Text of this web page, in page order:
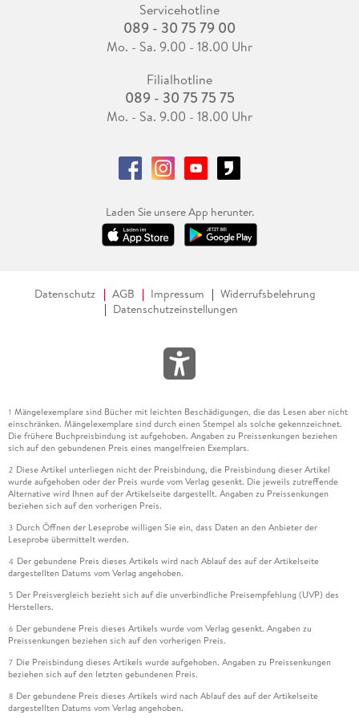
Servicehotline
089 - 30 75 79 00
Mo. - Sa. 9.00 - 18.00 Uhr
Filialhotline
089 - 30 75 75 75
Mo. - Sa. 9.00 - 18.00 Uhr
Laden Sie unsere App herunter.
Datenschutz AGB Impressum
Widerrufsbelehrung
Datenschutzeinstellungen
1 Mängelexemplare sind Bücher mit leichten Beschädigungen, die das Lesen aber nicht
einschränken. Mängelexemplare sind durch einen Stempel als solche gekennzeichnet.
Die frühere Buchpreisbindung ist aufgehoben. Angaben zu Preissenkungen beziehen
sich auf den gebundenen Preis eines mangelfreien Exemplars.
2 Diese Artikel unterliegen nicht der Preisbindung, die Preisbindung dieser Artikel
wurde aufgehoben oder der Preis wurde vom Verlag gesenkt. Die jeweils zutreffende
Alternative wird Ihnen auf der Artikelseite dargestellt. Angaben zu Preissenkungen
beziehen sich auf den vorherigen Preis.
3 Durch Öffnen der Leseprobe willigen Sie ein, dass Daten an den Anbieter der
Leseprobe übermittelt werden.
4 Der gebundene Preis dieses Artikels wird nach Ablauf des auf der Artikelseite
dargestellten Datums vom Verlag angehoben.
5 Der Preisvergleich bezieht sich auf die unverbindliche Preisempfehlung (UVP) des
Herstellers.
6 Der gebundene Preis dieses Artikels wurde vom Verlag gesenkt. Angaben zu
Preissenkungen beziehen sich auf den vorherigen Preis.
7 Die Preisbindung dieses Artikels wurde aufgehoben. Angaben zu Preissenkungen
beziehen sich auf den letzten gebundenen Preis.
8 Der gebundene Preis dieses Artikels wird nach Ablauf des auf der Artikelseite
dargestellten Datums vom Verlag angehoben.